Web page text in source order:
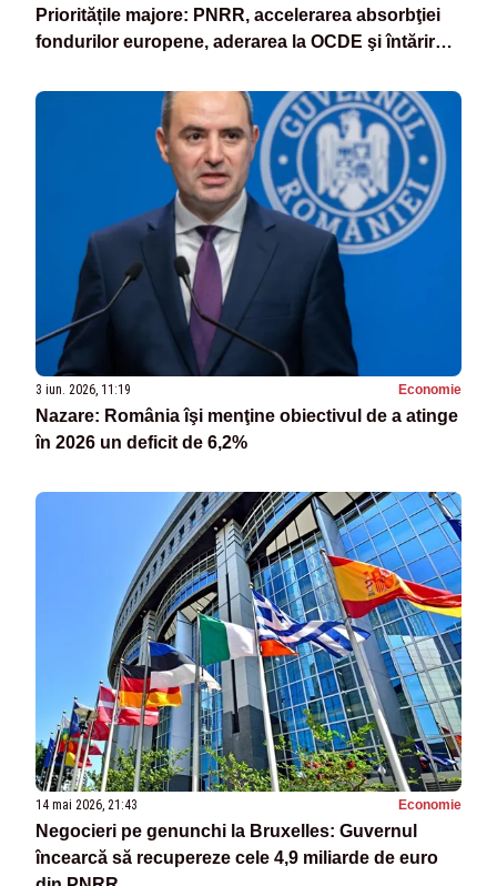
Prioritățile majore: PNRR, accelerarea absorbţiei
fondurilor europene, aderarea la OCDE şi întărirea
3 iun. 2026, 11:19 Economie
Nazare: România îşi menţine obiectivul de a atinge
în 2026 un deficit de 6,2%
14 mai 2026, 21:43 Economie
Negocieri pe genunchi la Bruxelles: Guvernul
încearcă să recupereze cele 4,9 miliarde de euro